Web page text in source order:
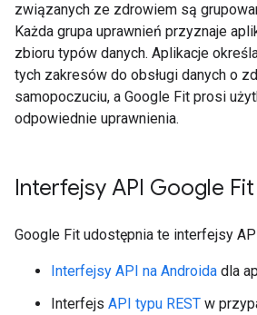
związanych ze zdrowiem są
Każda grupa uprawnień przyznaje
zbioru typów danych. Aplikacje
tych zakresów do obsługi danych o
samopoczuciu, a Google Fit prosi
odpowiednie uprawnienia.
Interfejsy API Google Fit
Google Fit udostępnia te interfejsy
Interfejsy API na Androida dla
Interfejs API typu REST w